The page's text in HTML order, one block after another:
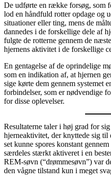
De udførte en række forsøg, som
lod en håndfuld rotter opdage og
situationer eller ting, mens de
dannedes i de forskellige dele af
fulgte de rotterne gennem de
hjernens aktivitet i de forskellige
En gentagelse af de oprindelige
som en indikation af, at hjernen
sige kørte dem gennem systemet
forbindelser, som er nødvendige
for disse oplevelser.
Resultaterne taler i høj grad for
hjerneaktivitet, der knyttede sig til
set kunne spores konstant
særdeles stærkt aktiveret i en
REM-søvn (“drømmesøvn”) var
den vågne tilstand kun i meget